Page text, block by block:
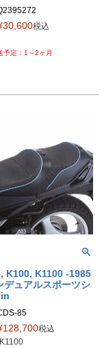
30,600税込
1～2ヶ月
K100, K1100 -1985
デュアルスポーツシ
128,700税込